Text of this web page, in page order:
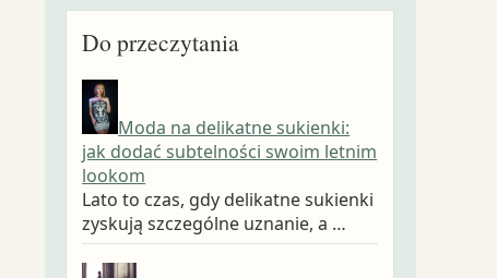
Do przeczytania
Moda na delikatne sukienki:
jak dodać subtelności swoim letnim
lookom
Lato to czas, gdy delikatne sukienki
zyskują szczególne uznanie, a …